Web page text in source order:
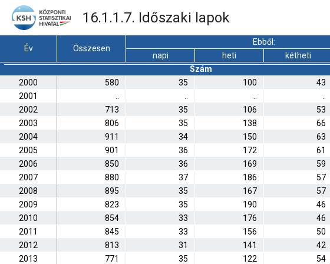
16.1.1.7. Időszaki lapok
Év Összesen
Ebből:
napi
heti kétheti
Szám
2000
580 35 100 43
2001
2002
713 35 106 53
2003
806 35 138 66
2004
911 34 150 63
2005
901 36 172 61
2006
850 36 169 59
2007
880 37 186 57
2008
895 35 167 57
2009
823 35 190 46
2010
854 33 176 46
2011
845 33 156 50
2012
813 31 141 42
2013
771 35 122 54